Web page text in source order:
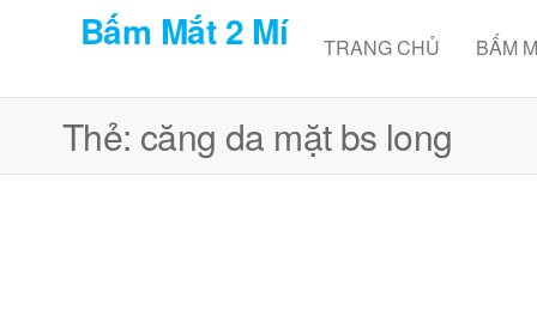
content
Bấm Mắt 2 Mí TRANG CHỦ BẤM
Thẻ: căng da mặt bs long